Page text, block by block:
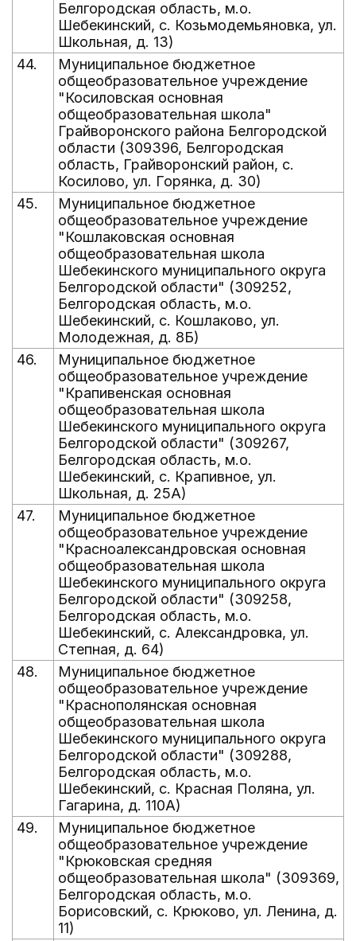
Белгородская область, м.о.
Шебекинский, с. Козьмодемьяновка, ул.
Школьная, д. 13)
44.
Муниципальное бюджетное
общеобразовательное учреждение
"Косиловская основная
общеобразовательная школа"
Грайворонского района Белгородской
области (309396, Белгородская
область, Грайворонский район, с.
Косилово, ул. Горянка, д. 30)
45.
Муниципальное бюджетное
общеобразовательное учреждение
"Кошлаковская основная
общеобразовательная школа
Шебекинского муниципального округа
Белгородской области" (309252,
Белгородская область, м.о.
Шебекинский, с. Кошлаково, ул.
Молодежная, д. 8Б)
46.
Муниципальное бюджетное
общеобразовательное учреждение
"Крапивенская основная
общеобразовательная школа
Шебекинского муниципального округа
Белгородской области" (309267,
Белгородская область, м.о.
Шебекинский, с. Крапивное, ул.
Школьная, д. 25А)
47.
Муниципальное бюджетное
общеобразовательное учреждение
"Красноалександровская основная
общеобразовательная школа
Шебекинского муниципального округа
Белгородской области" (309258,
Белгородская область, м.о.
Шебекинский, с. Александровка, ул.
Степная, д. 64)
48.
Муниципальное бюджетное
общеобразовательное учреждение
"Краснополянская основная
общеобразовательная школа
Шебекинского муниципального округа
Белгородской области" (309288,
Белгородская область, м.о.
Шебекинский, с. Красная Поляна, ул.
Гагарина, д. 110А)
49.
Муниципальное бюджетное
общеобразовательное учреждение
"Крюковская средняя
общеобразовательная школа" (309369,
Белгородская область, м.о.
Борисовский, с. Крюково, ул. Ленина, д.
11)